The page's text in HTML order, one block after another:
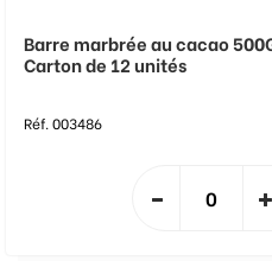
Barre marbrée au cacao
Carton de 12 unités
Réf. 003486